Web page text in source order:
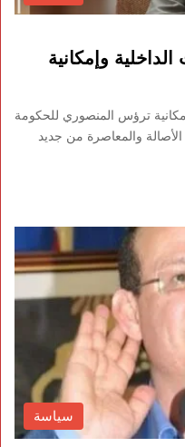
وإمكانية
ترؤس المنصوري للحكومة
يتحرك حزب الأصالة والمعاصرة من جديد
سياسة